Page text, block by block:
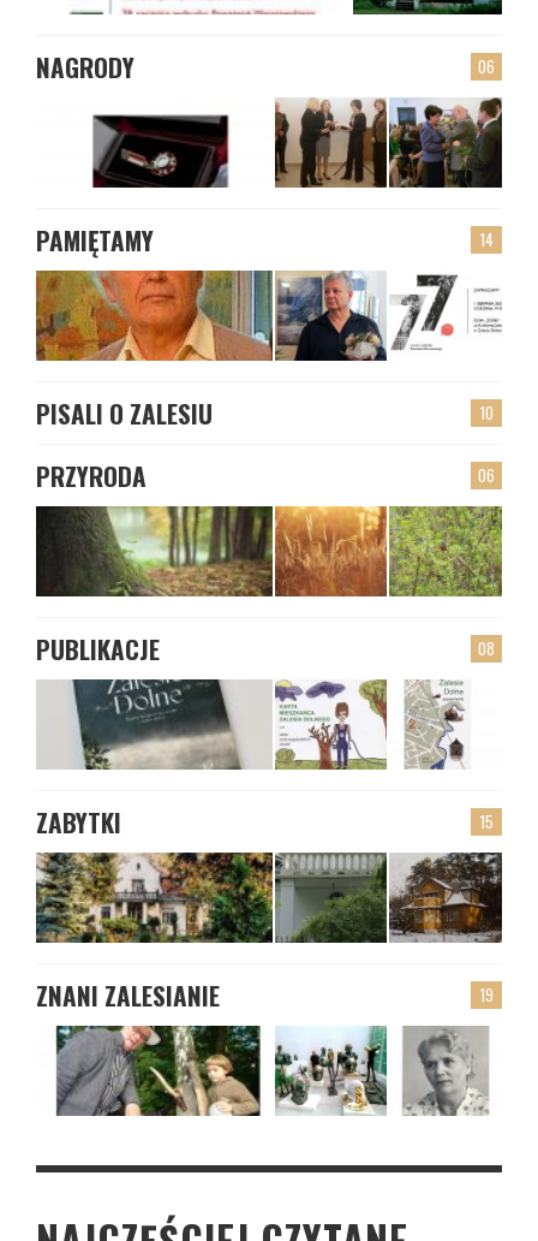
06
NAGRODY
14
PAMIĘTAMY
10
PISALI O ZALESIU
06
PRZYRODA
08
PUBLIKACJE
15
ZABYTKI
19
ZNANI ZALESIANIE